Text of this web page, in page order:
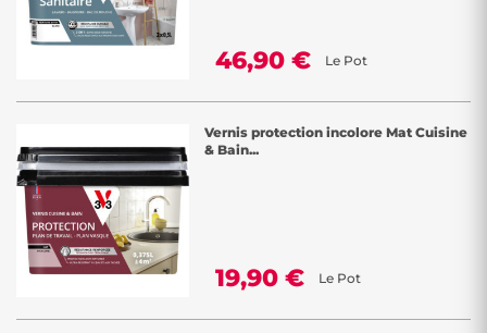
46,90 € Le Pot
Vernis protection incolore Mat Cuisine
& Bain...
19,90 € Le Pot